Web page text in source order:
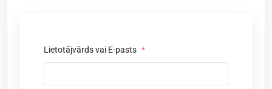
Lietotājvārds vai E-pasts *